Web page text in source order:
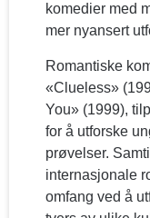
komedier med
mer nyansert
Romantiske
«Clueless»
You» (1999),
for å utforske
prøvelser.
internasjonale
omfang ved å